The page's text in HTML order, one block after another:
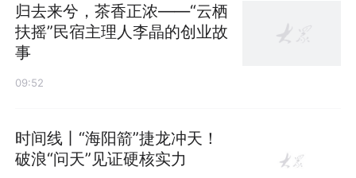
归去来兮，茶香正浓——“云栖
扶摇”民宿主理人李晶的创业故
事
09:52
时间线丨“海阳箭”捷龙冲天！
破浪“问天”见证硬核实力